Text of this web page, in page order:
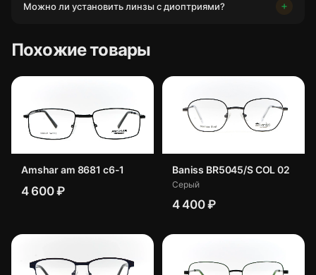
Можно ли установить линзы с диоптриями?
Похожие товары
Amshar am 8681 c6-1
4 600 ₽
Baniss BR5045/S COL 02
Серый
4 400 ₽